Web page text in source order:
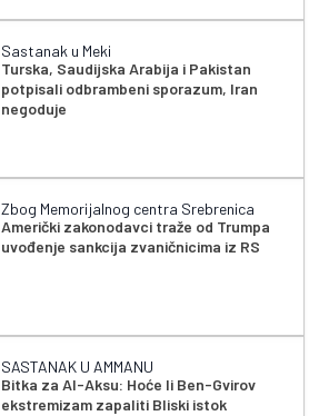
Sastanak u Meki
Turska, Saudijska Arabija i Pakistan
potpisali odbrambeni sporazum, Iran
negoduje
Zbog Memorijalnog centra Srebrenica
Američki zakonodavci traže od Trumpa
uvođenje sankcija zvaničnicima iz RS
SASTANAK U AMMANU
Bitka za Al-Aksu: Hoće li Ben-Gvirov
ekstremizam zapaliti Bliski istok